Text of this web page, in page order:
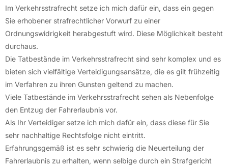
Im Verkehrsstrafrecht setze ich mich dafür ein, dass ein gegen
Sie erhobener strafrechtlicher Vorwurf zu einer
Ordnungswidrigkeit herabgestuft wird. Diese Möglichkeit besteht
durchaus.
Die Tatbestände im Verkehrsstrafrecht sind sehr komplex und es
bieten sich vielfältige Verteidigungsansätze, die es gilt frühzeitig
im Verfahren zu ihren Gunsten geltend zu machen.
Viele Tatbestände im Verkehrsstrafrecht sehen als Nebenfolge
den Entzug der Fahrerlaubnis vor.
Als Ihr Verteidiger setze ich mich dafür ein, dass diese für Sie
sehr nachhaltige Rechtsfolge nicht eintritt.
Erfahrungsgemäß ist es sehr schwierig die Neuerteilung der
Fahrerlaubnis zu erhalten, wenn selbige durch ein Strafgericht